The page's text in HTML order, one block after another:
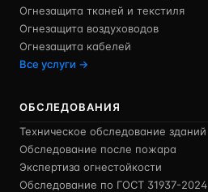
Огнезащита тканей и текстиля
Огнезащита воздуховодов
Огнезащита кабелей
Все услуги →
ОБСЛЕДОВАНИЯ
Техническое обследование зданий
Обследование после пожара
Экспертиза огнестойкости
Обследование по ГОСТ 31937-2024